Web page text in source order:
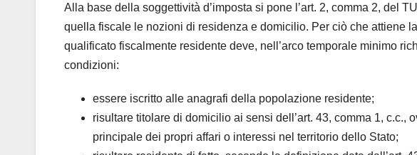
Alla base della soggettività d’imposta si pone l’art. 2, comma 2, del
quella fiscale le nozioni di residenza e domicilio. Per ciò che attiene
qualificato fiscalmente residente deve, nell’arco temporale minimo
condizioni:
essere iscritto alle anagrafi della popolazione residente;
risultare titolare di domicilio ai sensi dell’art. 43, comma 1, c.c.,
principale dei propri affari o interessi nel territorio dello Stato;